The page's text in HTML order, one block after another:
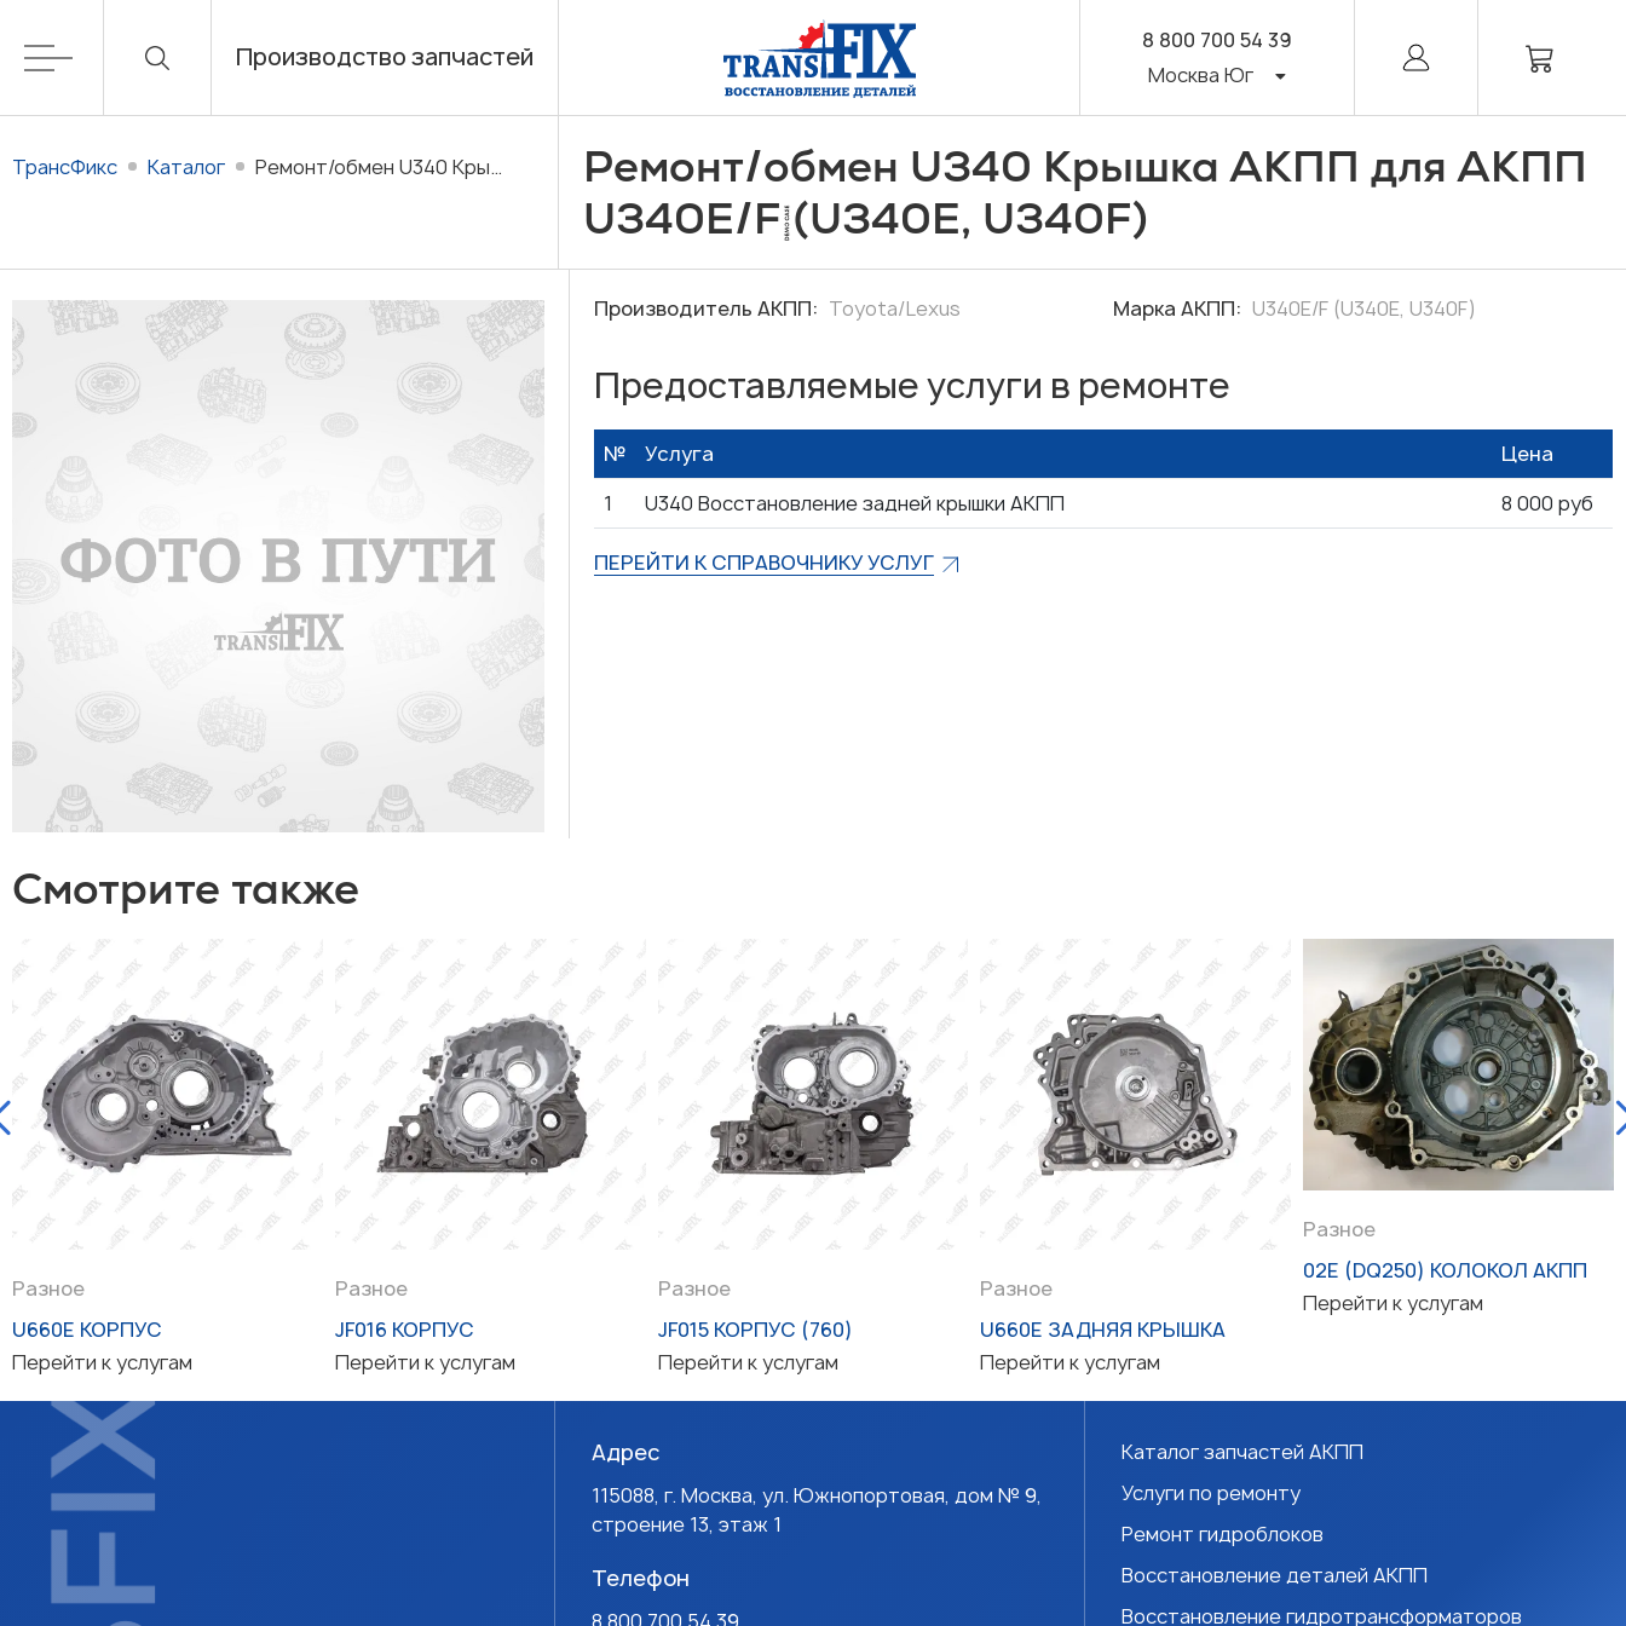
Производство запчастей
8 800 700 54 39
Москва Юг
ТрансФикс Каталог Ремонт/обмен U340 Крышка АКПП для АКПП U340E/F (U340E, U340F) Ремонт/обмен U340 Крышка АКПП для АКПП
U340E/F (U340E, U340F)
Производитель АКПП: Toyota/Lexus Марка АКПП: U340E/F (U340E, U340F)
Предоставляемые услуги в ремонте
№ Услуга
Цена
1
U340 Восстановление задней крышки АКПП 8 000 руб
ПЕРЕЙТИ К СПРАВОЧНИКУ УСЛУГ
Смотрите также
Разное
U660E КОРПУС
Перейти к услугам
Разное
JF016 КОРПУС
Перейти к услугам
Разное
JF015 КОРПУС (760)
Перейти к услугам
Разное
U660E ЗАДНЯЯ КРЫШКА
Перейти к услугам
Разное
02E (DQ250) КОЛОКОЛ АКПП
Перейти к услугам
Адрес
115088, г. Москва, ул. Южнопортовая, дом № 9,
строение 13, этаж 1
Телефон
Каталог запчастей АКПП
Услуги по ремонту
Ремонт гидроблоков
Восстановление деталей АКПП
Восстановление гидротрансформаторов